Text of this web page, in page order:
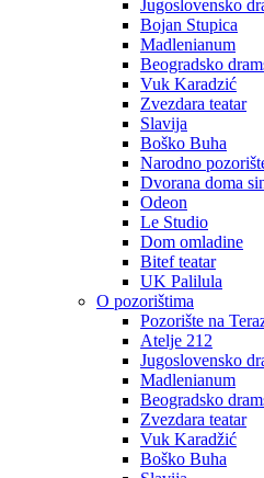
Jugoslovensko
Bojan Stupica
Madlenianum
Beogradsko
Vuk Karadzić
Zvezdara teatar
Slavija
Boško Buha
Narodno
Dvorana doma
Odeon
Le Studio
Dom omladine
Bitef teatar
UK Palilula
O pozorištima
Pozorište na
Atelje 212
Jugoslovensko
Madlenianum
Beogradsko
Zvezdara teatar
Vuk Karadžić
Boško Buha